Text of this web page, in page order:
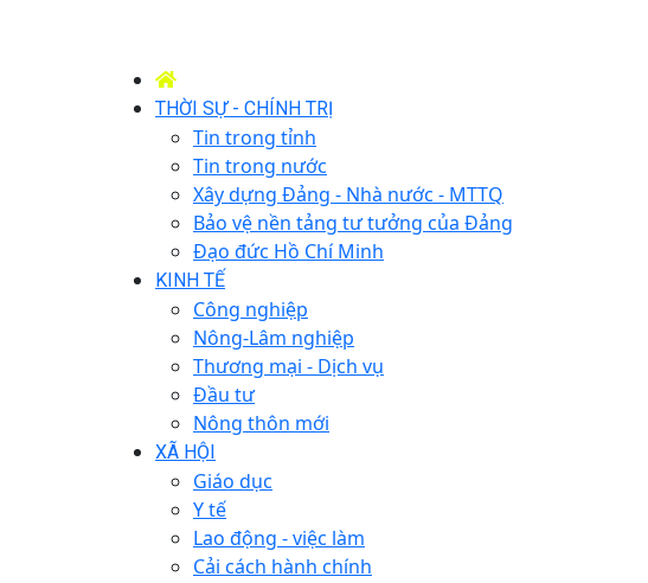
THỜI SỰ - CHÍNH TRỊ
Tin trong tỉnh
Tin trong nước
Xây dựng Đảng - Nhà nước - MTTQ
Bảo vệ nền tảng tư tưởng của Đảng
Đạo đức Hồ Chí Minh
KINH TẾ
Công nghiệp
Nông-Lâm nghiệp
Thương mại - Dịch vụ
Đầu tư
Nông thôn mới
XÃ HỘI
Giáo dục
Y tế
Lao động - việc làm
Cải cách hành chính